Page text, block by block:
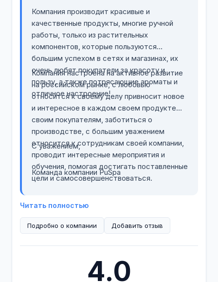
Компания производит красивые и
качественные продукты, многие ручной
работы, только из растительных
компонентов, которые пользуются
большим успехом в сетях и магазинах, их
очень любят покупатели за красоту и
пользу, а также потрясающие ароматы и
отличное настроение!
Компания настроена на активное развитие
на российском рынке, с любовью
относится к своему делу привносит новое
и интересное в каждом своем продукте
своим покупателям, заботиться о
производстве, с большим уважением
относится к сотрудникам своей компании,
проводит интересные мероприятия и
обучения, помогая достигать поставленные
цели и самосовершенствоваться.
С уважением,
Команда компании PuSpa
Читать полностью
Подробно о компании Добавить отзыв
4.0